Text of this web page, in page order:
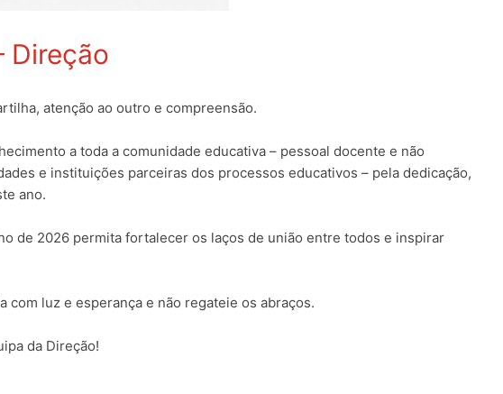
Direção
atenção ao outro e compreensão.
a toda a comunidade educativa – pessoal docente e não
e instituições parceiras dos processos educativos – pela dedicação,
ano.
de 2026 permita fortalecer os laços de união entre todos e inspirar
com luz e esperança e não regateie os abraços.
da Direção!